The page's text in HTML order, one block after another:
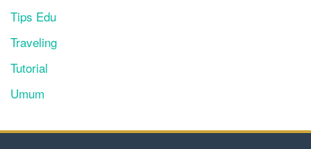
Tips Edu
Traveling
Tutorial
Umum